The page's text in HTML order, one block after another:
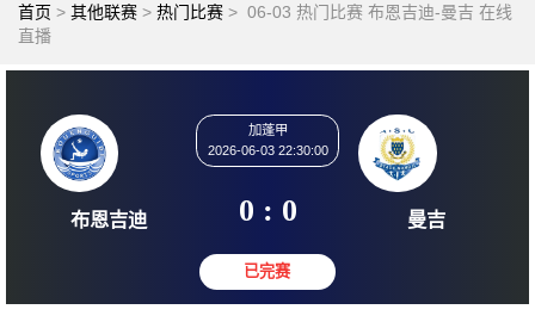
首页 > 其他联赛 > 热门比赛 > 06-03 热门比赛 布恩吉迪-曼吉 在线
直播
0 : 0